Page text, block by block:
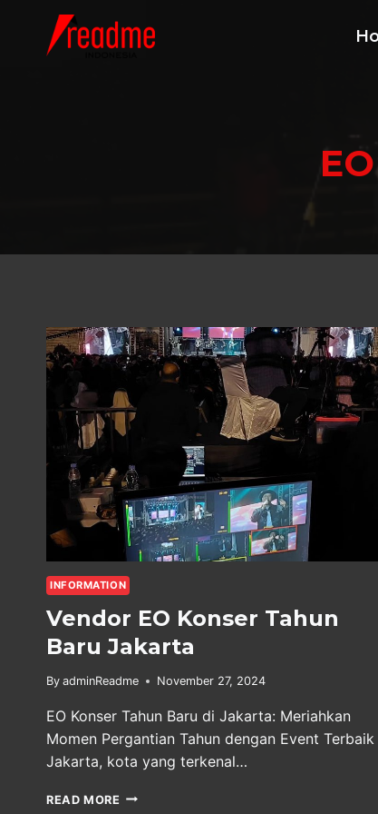
content
INFORMATION
Vendor EO Konser Tahun
Baru Jakarta
By adminReadme November 27, 2024
EO Konser Tahun Baru di Jakarta: Meriahkan
Momen Pergantian Tahun dengan Event Terbaik
Jakarta, kota yang terkenal…
READ MORE VENDOR